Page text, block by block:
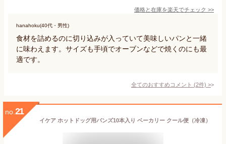
価格と在庫を楽天でチェック >>
hanahoku(40代・男性)
食材を詰めるのに切り込みが入っていて美味しいパンと一緒
に味わえます。サイズも手頃でオーブンなどで焼くのにも最
適です。
全てのおすすめコメント (2件) >
no. 21
イケア ホットドッグ用バンズ10本入り ベーカリー クール便（冷凍）